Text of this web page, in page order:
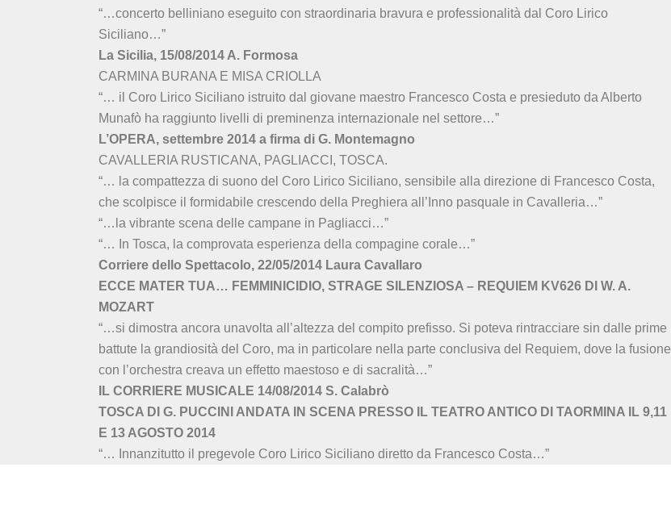
“…concerto belliniano eseguito con straordinaria bravura e professionalità dal Coro Lirico
Siciliano…”
La Sicilia, 15/08/2014 A. Formosa
CARMINA BURANA E MISA CRIOLLA
“… il Coro Lirico Siciliano istruito dal giovane maestro Francesco Costa e presieduto da Alberto
Munafò ha raggiunto livelli di preminenza internazionale nel settore…”
L’OPERA, settembre 2014 a firma di G. Montemagno
CAVALLERIA RUSTICANA, PAGLIACCI, TOSCA.
“… la compattezza di suono del Coro Lirico Siciliano, sensibile alla direzione di Francesco Costa,
che scolpisce il formidabile crescendo della Preghiera all’Inno pasquale in Cavalleria…”
“…la vibrante scena delle campane in Pagliacci…”
“… In Tosca, la comprovata esperienza della compagine corale…”
Corriere dello Spettacolo, 22/05/2014 Laura Cavallaro
ECCE MATER TUA… FEMMINICIDIO, STRAGE SILENZIOSA – REQUIEM KV626 DI W. A.
MOZART
“…si dimostra ancora unavolta all’altezza del compito prefisso. Si poteva rintracciare sin dalle prime
battute la grandiosità del Coro, ma in particolare nella parte conclusiva del Requiem, dove la fusione
con l’orchestra creava un effetto maestoso e di sacralità…”
IL CORRIERE MUSICALE 14/08/2014 S. Calabrò
TOSCA DI G. PUCCINI ANDATA IN SCENA PRESSO IL TEATRO ANTICO DI TAORMINA IL 9,11
E 13 AGOSTO 2014
“… Innanzitutto il pregevole Coro Lirico Siciliano diretto da Francesco Costa…”